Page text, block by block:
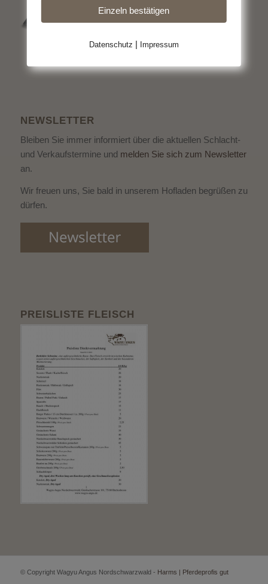
NEWSLETTER
Bleiben Sie immer informiert über die aktuellen Schlacht-
und Verkaufstermine und melden Sie sich zum Newsletter
an.
Wir freuen uns, Sie bald in unserem Hofladen begrüßen zu
dürfen.
PREISLISTE FLEISCH
© Copyright Wagyu Angus Nordschwarzwald - Harms | Pferdeprofis gut
Einzeln bestätigen
Datenschutz | Impressum